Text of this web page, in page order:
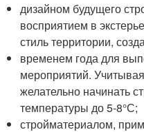
дизайном будущего
восприятием в
стиль территории,
временем года для
мероприятий.
желательно начинать
температуры до 5-8°С;
стройматериалом,